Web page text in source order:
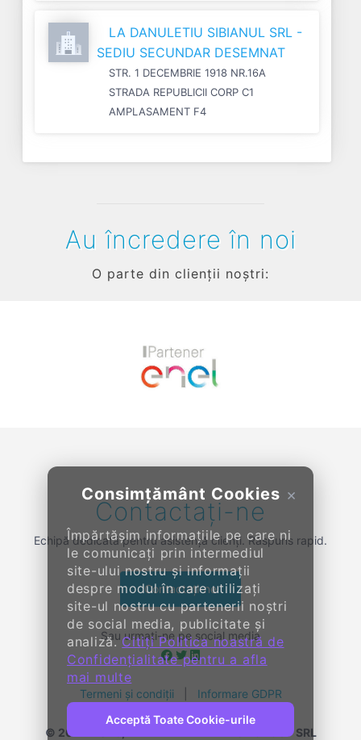
LA DANULETIU SIBIANUL SRL -
SEDIU SECUNDAR DESEMNAT
STR. 1 DECEMBRIE 1918 NR.16A
STRADA REPUBLICII CORP C1
AMPLASAMENT F4
×
Consimțământ Cookies
Împărtășim informațiile pe care ni
le comunicați prin intermediul
site-ului nostru și informații
despre modul în care utilizați
site-ul nostru cu partenerii noștri
de social media, publicitate și
analiză.Citiți Politica noastră de
Confidențialitate pentru a afla
mai multe
Acceptă Toate Cookie-urile
Au încredere în noi
O parte din clienții noștri:
Contactați-ne
Echipă dedicată pentru asistență clienți. Răspuns rapid.
Contactați-ne
Sau urmați-ne pe social media
Termeni și condiții Informare GDPR
© 2014- 2026, KENDALL ENTERPRISE GROUP SRL